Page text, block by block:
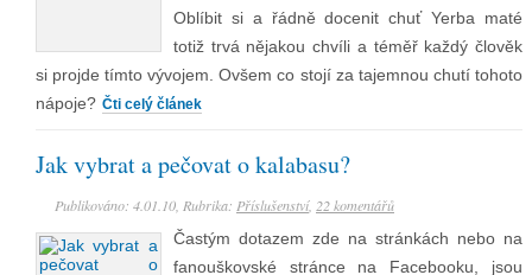
Oblíbit si a řádně docenit chuť Yerba maté
totiž trvá nějakou chvíli a téměř každý člověk
si projde tímto vývojem. Ovšem co stojí za tajemnou chutí tohoto
nápoje? Čti celý článek
Jak vybrat a pečovat o kalabasu?
Publikováno: 4.01.10, Rubrika: Příslušenství, 22 komentářů
Častým dotazem zde na stránkách nebo na
fanouškovské stránce na Facebooku, jsou